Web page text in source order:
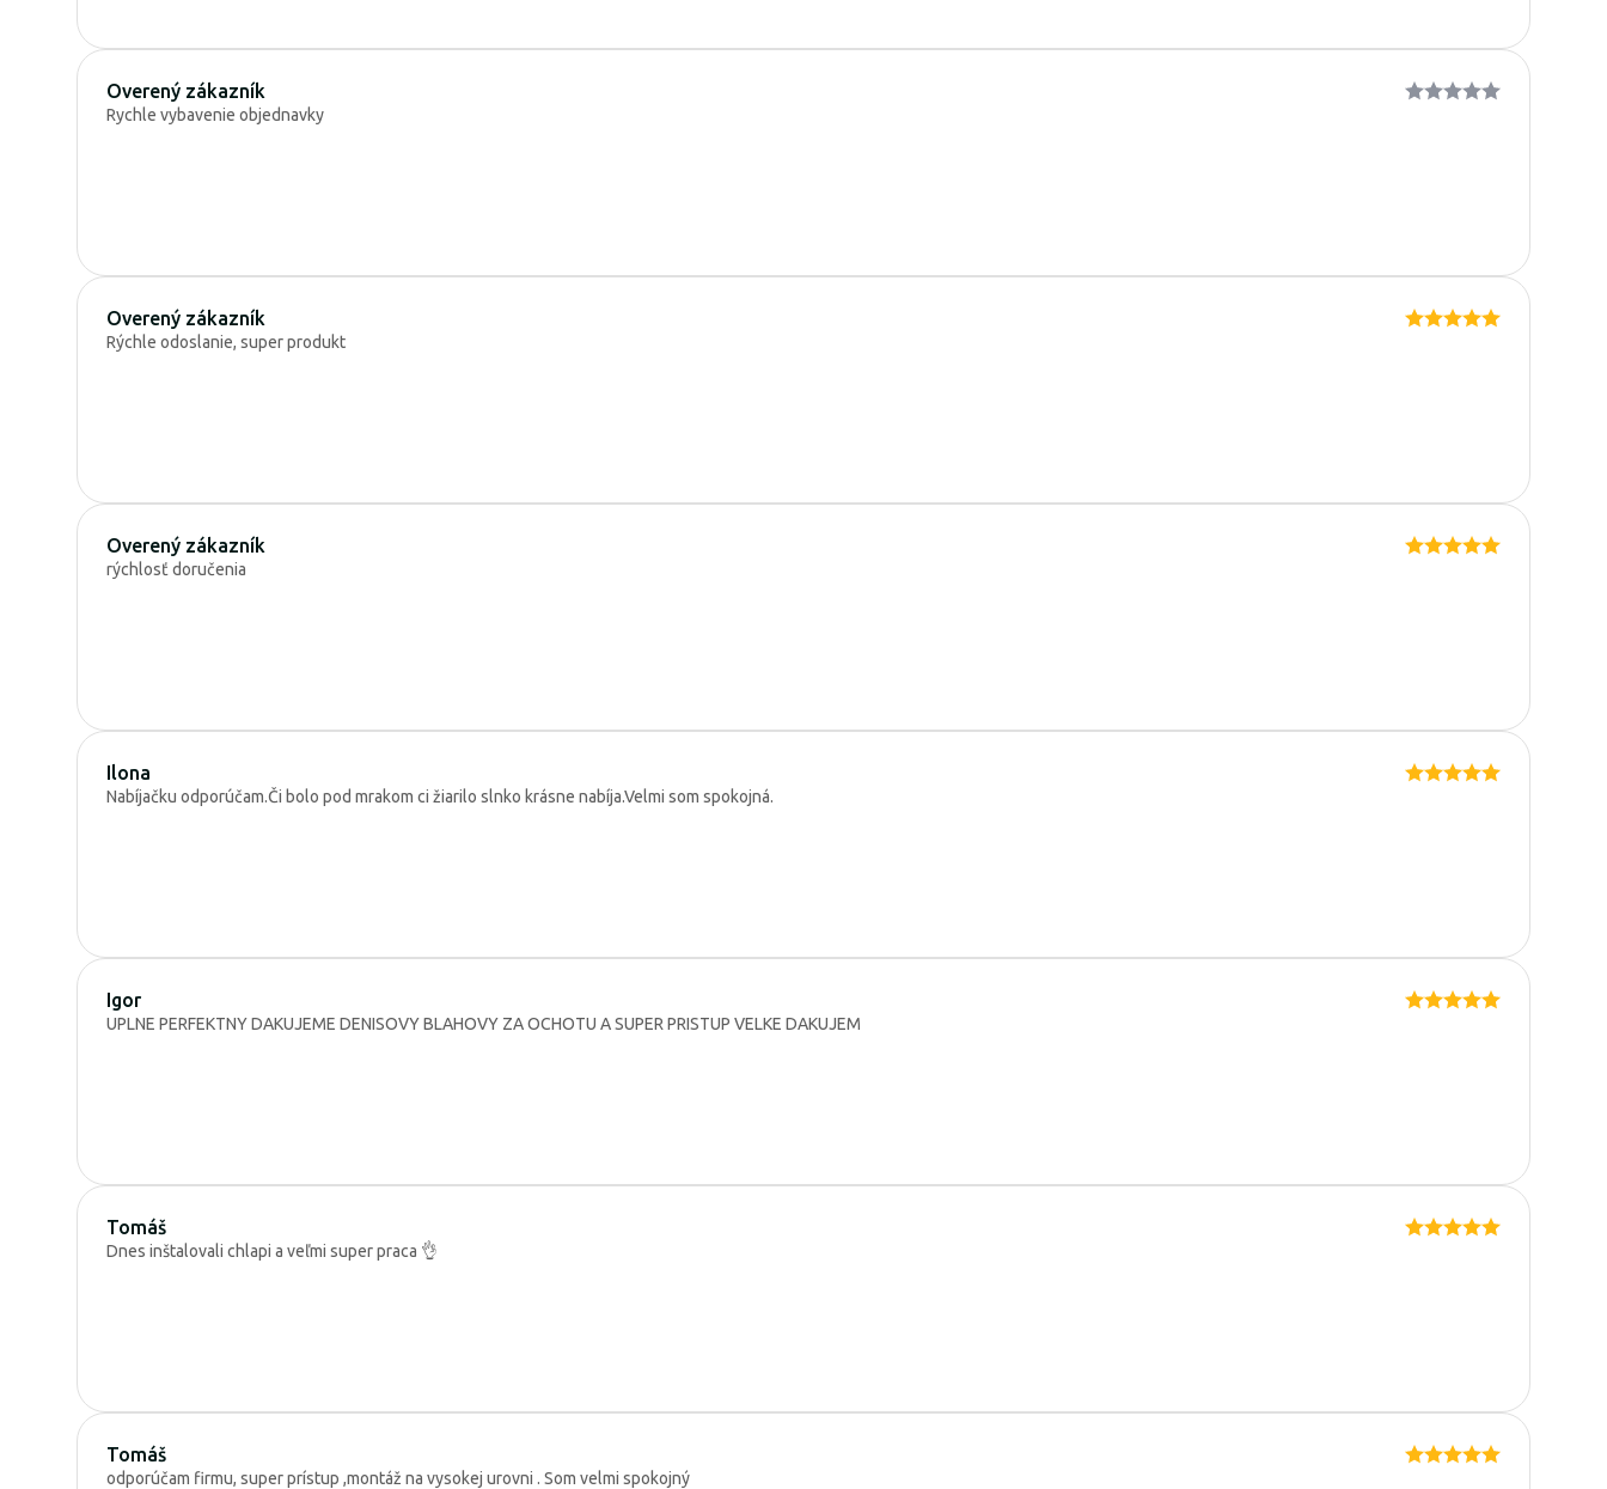
Overený zákazník
Rychle vybavenie objednavky
Overený zákazník
Rýchle odoslanie, super produkt
Overený zákazník
rýchlosť doručenia
Ilona
Nabíjačku odporúčam.Či bolo pod mrakom ci žiarilo slnko krásne nabíja.Velmi som spokojná.
Igor
UPLNE PERFEKTNY DAKUJEME DENISOVY BLAHOVY ZA OCHOTU A SUPER PRISTUP VELKE DAKUJEM
Tomáš
Dnes inštalovali chlapi a veľmi super praca 👌
Tomáš
odporúčam firmu, super prístup ,montáž na vysokej urovni . Som velmi spokojný